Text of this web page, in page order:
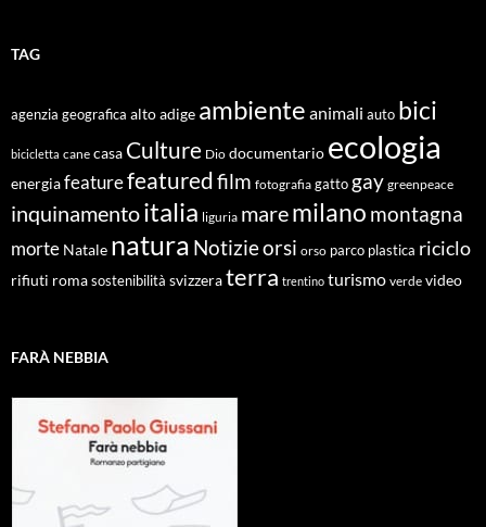
TAG
agenzia geografica alto adige ambiente animali auto bici
bicicletta cane casa Culture Dio documentario ecologia
energiafeaturefeaturedfilm fotografia gatto gay greenpeace
inquinamentoitalia liguria maremilano montagna
morte Natale natura Notizieorsi orso parco plastica riciclo
rifiuti roma sostenibilità svizzeraterra trentino turismo verde video
FARÀ NEBBIA